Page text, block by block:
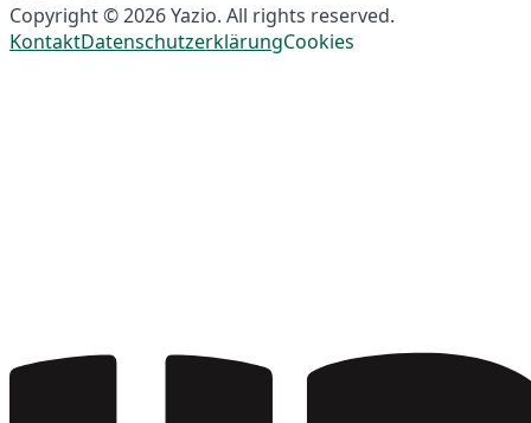
Copyright © 2026 Yazio. All rights reserved.
KontaktDatenschutzerklärungCookies